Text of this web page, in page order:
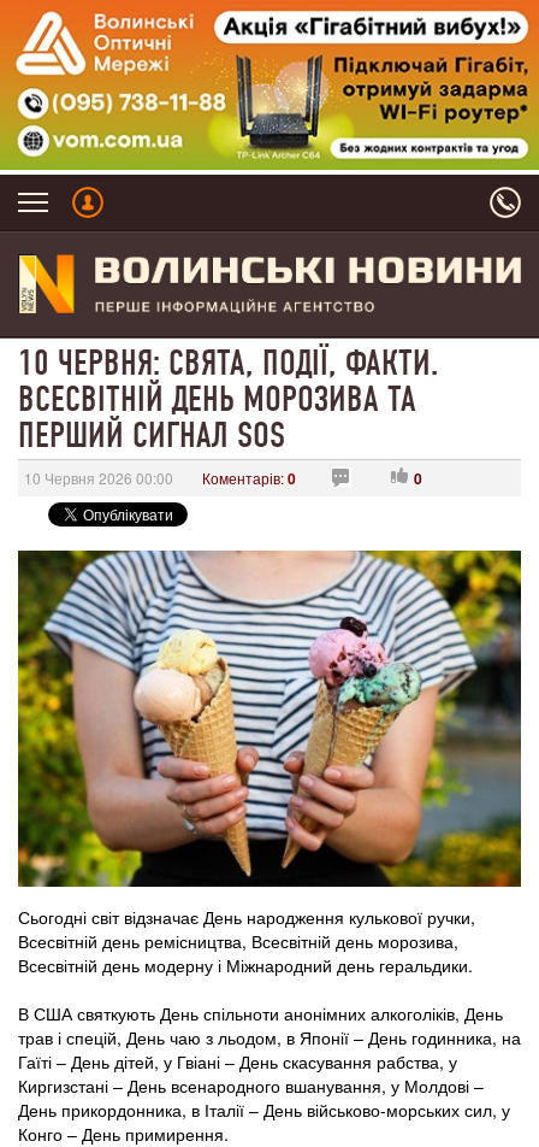
10 ЧЕРВНЯ: СВЯТА, ПОДІЇ, ФАКТИ.
ВСЕСВІТНІЙ ДЕНЬ МОРОЗИВА ТА
ПЕРШИЙ СИГНАЛ SOS
10 Червня 2026 00:00 Коментарів:0 0
Сьогодні світ відзначає День народження кулькової ручки,
Всесвітній день ремісництва, Всесвітній день морозива,
Всесвітній день модерну і Міжнародний день геральдики.
В США святкують День спільноти анонімних алкоголіків, День
трав і спецій, День чаю з льодом, в Японії – День годинника, на
Гаїті – День дітей, у Гвіані – День скасування рабства, у
Киргизстані – День всенародного вшанування, у Молдові –
День прикордонника, в Італії – День військово-морських сил, у
Конго – День примирення.